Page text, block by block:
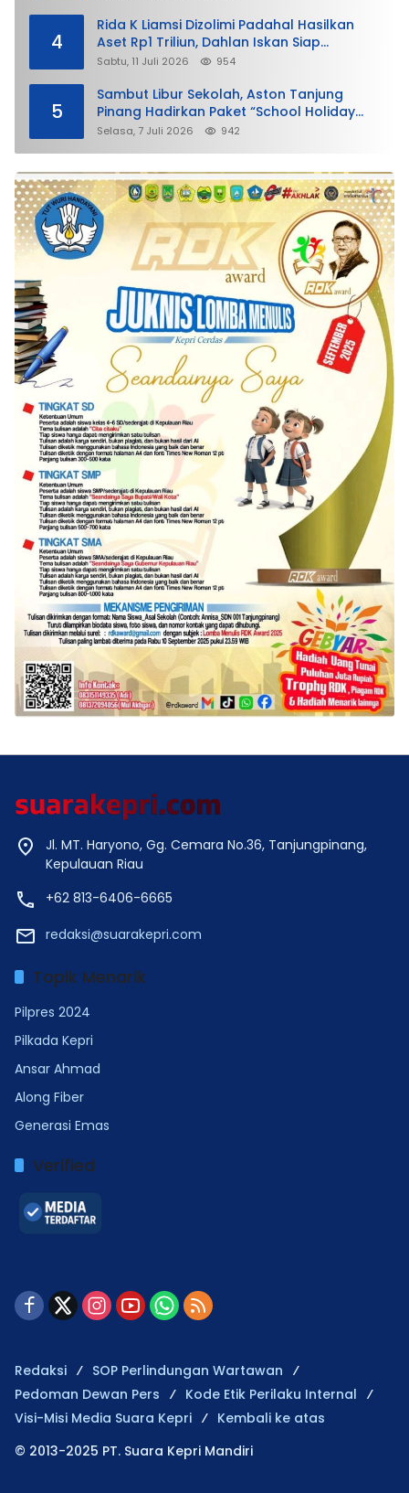
4
Rida K Liamsi Dizolimi Padahal Hasilkan
Aset Rp1 Triliun, Dahlan Iskan Siap
Membela
Sabtu, 11 Juli 2026 954
5
Sambut Libur Sekolah, Aston Tanjung
Pinang Hadirkan Paket “School Holiday
Getaway”
Selasa, 7 Juli 2026 942
Jl. MT. Haryono, Gg. Cemara No.36, Tanjungpinang,
Kepulauan Riau
+62 813-6406-6665
redaksi@suarakepri.com
Topik Menarik
Pilpres 2024
Pilkada Kepri
Ansar Ahmad
Along Fiber
Generasi Emas
Verified
Redaksi
SOP Perlindungan Wartawan
Pedoman Dewan Pers
Kode Etik Perilaku Internal
Visi-Misi Media Suara Kepri
Kembali ke atas
© 2013-2025 PT. Suara Kepri Mandiri